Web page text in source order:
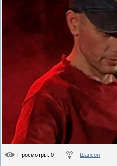
Просмотры: 0 Шансон